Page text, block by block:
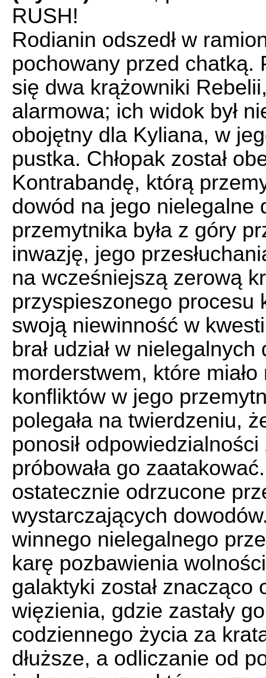
RUSH!
Rodianin odszedł w
pochowany przed chatką.
się dwa krążowniki
alarmowa; ich widok był
obojętny dla Kyliana, w
pustka. Chłopak został
Kontrabandę, którą
dowód na jego nielegalne
przemytnika była z góry
inwazję, jego
na wcześniejszą zerową
przyspieszonego procesu
swoją niewinność w
brał udział w
morderstwem, które
konfliktów w jego
polegała na twierdzeniu,
ponosił
próbowała go
ostatecznie odrzucone
wystarczających
winnego nielegalnego
karę pozbawienia
galaktyki został znacząco
więzienia, gdzie zastały
codziennego życia za
dłuższe, a odliczanie od